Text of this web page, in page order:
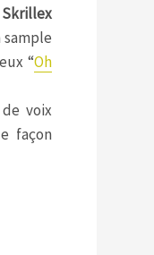
Skrillex
“Oh
voix
façon